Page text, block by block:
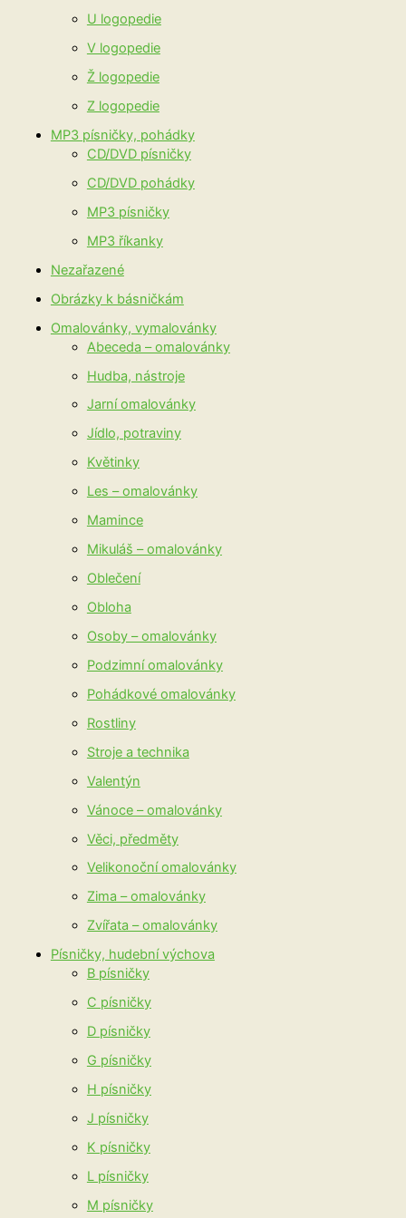
U logopedie
V logopedie
Ž logopedie
Z logopedie
MP3 písničky, pohádky
CD/DVD písničky
CD/DVD pohádky
MP3 písničky
MP3 říkanky
Nezařazené
Obrázky k básničkám
Omalovánky, vymalovánky
Abeceda – omalovánky
Hudba, nástroje
Jarní omalovánky
Jídlo, potraviny
Květinky
Les – omalovánky
Mamince
Mikuláš – omalovánky
Oblečení
Obloha
Osoby – omalovánky
Podzimní omalovánky
Pohádkové omalovánky
Rostliny
Stroje a technika
Valentýn
Vánoce – omalovánky
Věci, předměty
Velikonoční omalovánky
Zima – omalovánky
Zvířata – omalovánky
Písničky, hudební výchova
B písničky
C písničky
D písničky
G písničky
H písničky
J písničky
K písničky
L písničky
M písničky